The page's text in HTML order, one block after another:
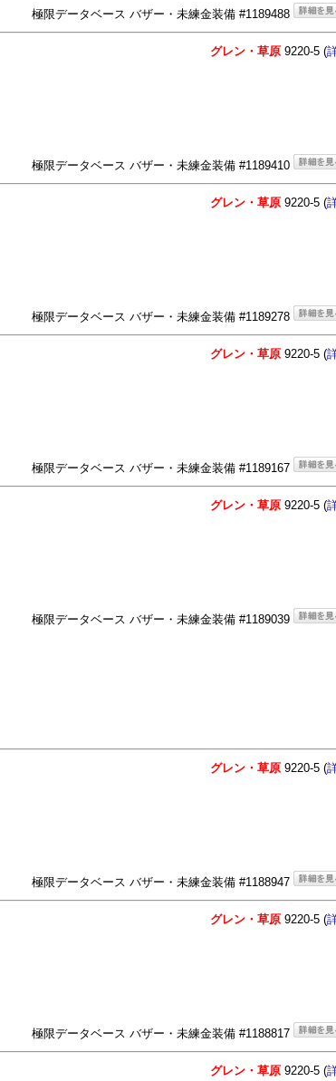
極限データベース バザー・未練金装備 #1189488
グレン・草原 9220-5 (
極限データベース バザー・未練金装備 #1189410
グレン・草原 9220-5 (
極限データベース バザー・未練金装備 #1189278
グレン・草原 9220-5 (
極限データベース バザー・未練金装備 #1189167
グレン・草原 9220-5 (
極限データベース バザー・未練金装備 #1189039
グレン・草原 9220-5 (
極限データベース バザー・未練金装備 #1188947
グレン・草原 9220-5 (
極限データベース バザー・未練金装備 #1188817
グレン・草原 9220-5 (